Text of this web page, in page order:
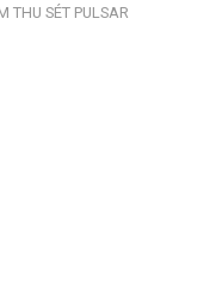
THU SÉT PULSAR